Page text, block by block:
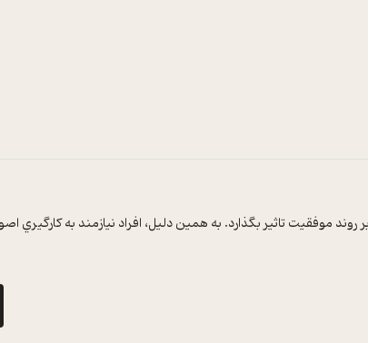
موفقيت تاثير بگذارد. به همين دليل، افراد نيازمند به کارگيري